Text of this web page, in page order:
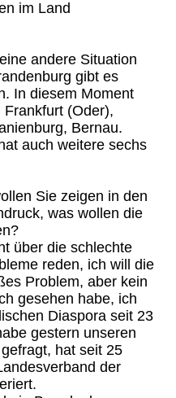
im Land
andere Situation
gibt es
In diesem Moment
(Oder),
Bernau.
auch weitere sechs
Sie zeigen in den
was wollen die
über die schlechte
reden, ich will die
Problem, aber kein
gesehen habe, ich
Diaspora seit 23
gestern unseren
hat seit 25
der